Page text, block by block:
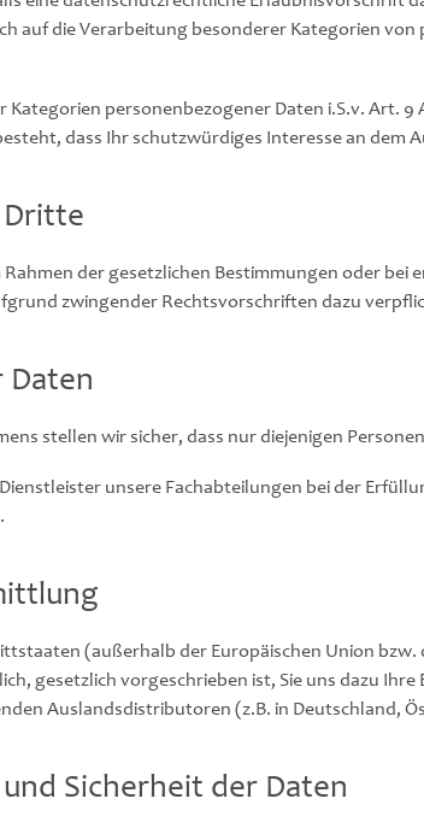
auf die Verarbeitung besonderer Kategorien
Kategorien personenbezogener Daten i.S.v. Art.
dass Ihr schutzwürdiges Interesse an dem
Dritte
der gesetzlichen Bestimmungen oder
zwingender Rechtsvorschriften dazu
Daten
stellen wir sicher, dass nur diejenigen
unsere Fachabteilungen bei der
(außerhalb der Europäischen Union
gesetzlich vorgeschrieben ist, Sie uns dazu
Auslandsdistributoren (z.B. in Deutschland,
Sicherheit der Daten